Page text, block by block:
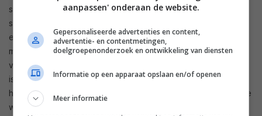
speakers. De buitenkant van de HomePod bestaat niet uit
stof, maar uit gaasweefsel. Daardoor kan het geen kwaad
een vochtig doekje te gebruiken om het omhulsel schoon te
maken. Op zijn eigen website geeft Apple precies aan wat
voor soort doekjes je kunt gebruiken. Waar het op neerkomt
is dat je standaard schoonmaakdoekjes kunt inzetten voor
het schoonmaakwerk. Uiteraard moet je niet té hardhandig te
werk gaan, dat is nooit goed.
aanpassen' onderaan de website.
Gepersonaliseerde advertenties en content,
advertentie- en contentmetingen,
doelgroepenonderzoek en ontwikkeling van diensten
Informatie op een apparaat opslaan en/of openen
Meer informatie